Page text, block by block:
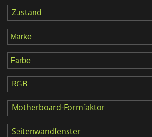
Beleuchtung ausgestattet werden, um es
zu gestalten.
Klinke), Lüftersteuerung und Einschübe für
5,25“ Laufwerke für interne Festplatten
Laufwerke.
Zustand
RGB
Motherboard-Formfaktor
Seitenwandfenster